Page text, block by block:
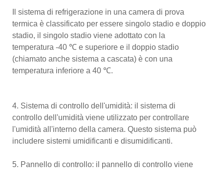
Il sistema di refrigerazione in una camera di prova
termica è classificato per essere singolo stadio e doppio
stadio, il singolo stadio viene adottato con la
temperatura -40 ℃ e superiore e il doppio stadio
(chiamato anche sistema a cascata) è con una
temperatura inferiore a 40 ℃.
4. Sistema di controllo dell'umidità: il sistema di
controllo dell'umidità viene utilizzato per controllare
l'umidità all'interno della camera. Questo sistema può
includere sistemi umidificanti e disumidificanti.
5. Pannello di controllo: il pannello di controllo viene